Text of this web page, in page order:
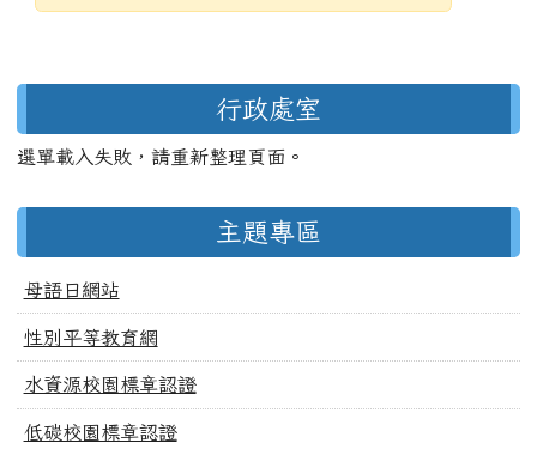
行政處室
選單載入失敗，請重新整理頁面。
主題專區
母語日網站
性別平等教育網
水資源校園標章認證
低碳校園標章認證